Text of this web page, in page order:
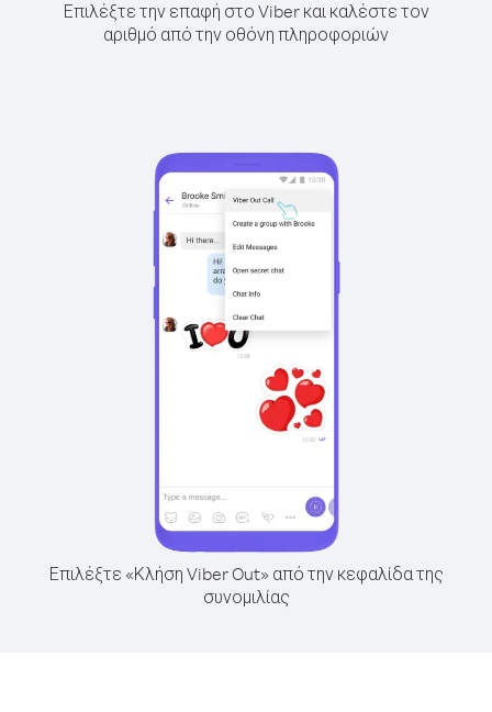
Επιλέξτε την επαφή στο Viber και καλέστε τον
αριθμό από την οθόνη πληροφοριών
Επιλέξτε «Κλήση Viber Out» από την κεφαλίδα της
συνομιλίας